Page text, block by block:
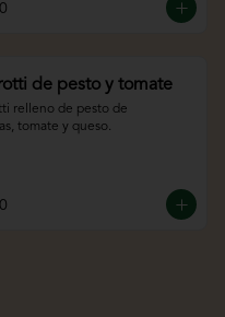
de pesto y tomate
relleno de pesto de
tomate y queso.